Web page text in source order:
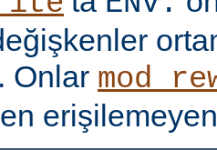
Onlar